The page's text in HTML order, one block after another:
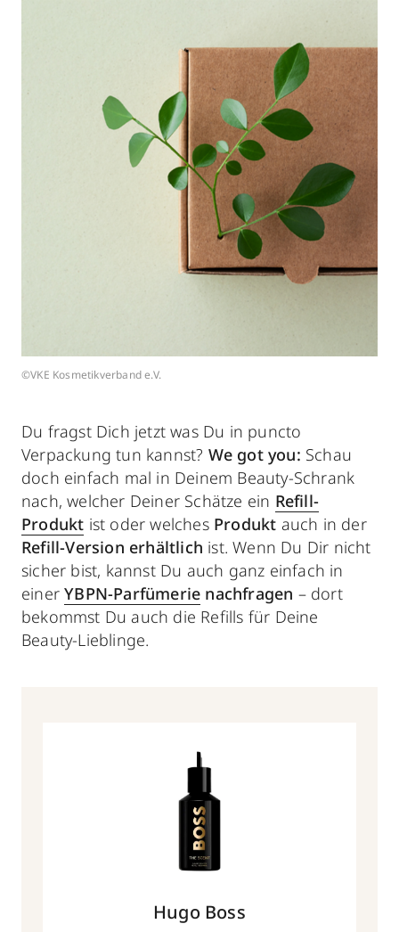
©VKE Kosmetikverband e.V.
Du fragst Dich jetzt was Du in puncto
Verpackung tun kannst? We got you: Schau
doch einfach mal in Deinem Beauty-Schrank
nach, welcher Deiner Schätze ein Refill-
Produkt ist oder welchesProdukt auch in der
Refill-Version erhältlich ist. Wenn Du Dir nicht
sicher bist, kannst Du auch ganz einfach in
einerYBPN-Parfümerie nachfragen – dort
bekommst Du auch die Refills für Deine
Beauty-Lieblinge.
Hugo Boss